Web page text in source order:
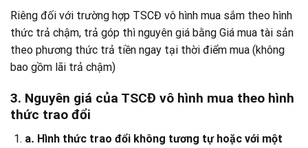
Riêng đối với trường hợp TSCĐ vô hình mua sắm theo hình
thức trả chậm, trả góp thì nguyên giá bằng Giá mua tài sản
theo phương thức trả tiền ngay tại thời điểm mua (không
bao gồm lãi trả chậm)
3. Nguyên giá của TSCĐ vô hình mua theo hình
thức trao đổi
a. Hình thức trao đổi không tương tự hoặc với một